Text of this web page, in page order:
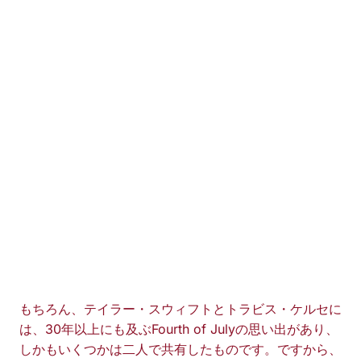
もちろん、テイラー・スウィフトとトラビス・ケルセに
は、30年以上にも及ぶFourth of Julyの思い出があり、
しかもいくつかは二人で共有したものです。ですから、